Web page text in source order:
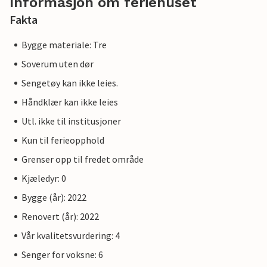
Fakta
Bygge materiale: Tre
Soverum uten dør
Sengetøy kan ikke leies.
Håndklær kan ikke leies
Utl. ikke til institusjoner
Kun til ferieopphold
Grenser opp til fredet område
Kjæledyr: 0
Bygge (år): 2022
Renovert (år): 2022
Vår kvalitetsvurdering: 4
Senger for voksne: 6